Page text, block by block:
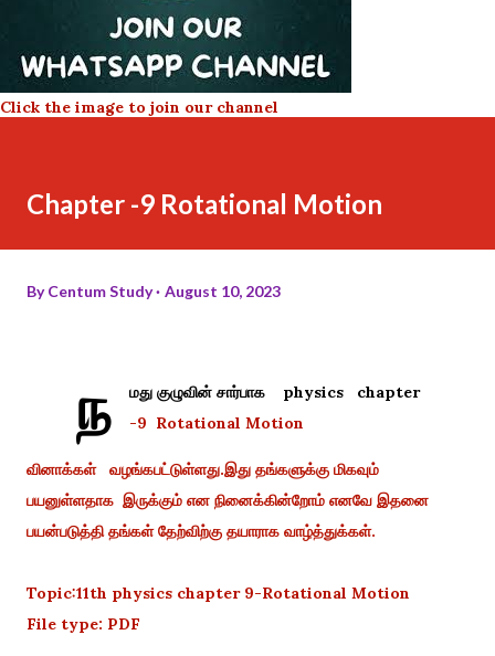
Click the image to join our channel
Chapter -9 Rotational Motion
ByCentum Study August 10, 2023
ந
மது குழுவின் சார்பாக physics chapter
-9 Rotational Motion
வினாக்கள் வழங்கபட்டுள்ளது.இது தங்களுக்கு மிகவும்
பயனுள்ளதாக இருக்கும் என நினைக்கின்றோம் எனவே இதனை
பயன்படுத்தி தங்கள் தேற்விற்கு தயாராக வாழ்த்துக்கள்.
Topic:11th physics chapter 9-Rotational Motion
File type: PDF